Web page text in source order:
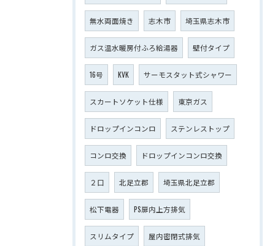
無水両面焼き 志木市 埼玉県志木市
ガス温水暖房付ふろ給湯器 壁付タイプ
16号 KVK サーモスタット式シャワー
スカートソケット仕様 東京ガス
ドロップインコンロ ステンレストップ
コンロ交換 ドロップインコンロ交換
２口 北足立郡 埼玉県北足立郡
松下電器 PS扉内上方排気
スリムタイプ 屋内密閉式排気